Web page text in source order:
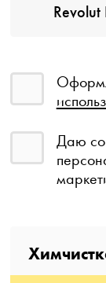
Revolut
Даю